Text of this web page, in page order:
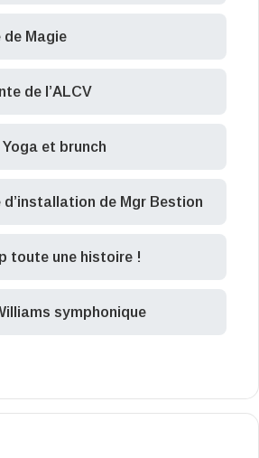
de Magie
de l’ALCV
Yoga et brunch
d’installation de Mgr Bestion
toute une histoire !
symphonique